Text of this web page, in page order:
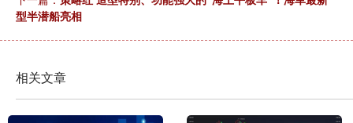
型半潜船亮相
相关文章